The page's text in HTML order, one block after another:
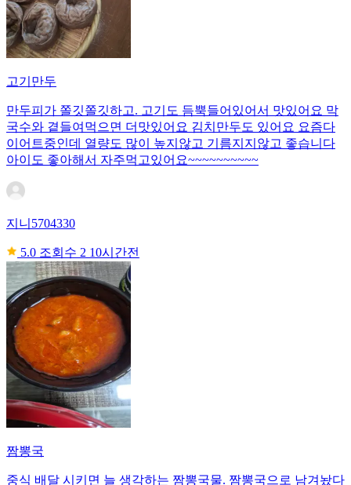
고기만두
만두피가 쫄깃쫄깃하고. 고기도 듬뿍들어있어서 맛있어요 막
국수와 곁들여먹으면 더맛있어요 김치만두도 있어요 요즘다
이어트중인데 열량도 많이 높지않고 기름지지않고 좋습니다
아이도 좋아해서 자주먹고있어요~~~~~~~~~~
지니5704330
5.0 조회수 2 10시간전
짬뽕국
중식 배달 시키면 늘 생각하는 짬뽕국물. 짬뽕국으로 남겨놨다